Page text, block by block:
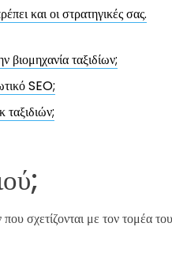
και οι στρατηγικές σας.
βιομηχανία ταξιδίων;
SEO;
ταξιδιών;
σχετίζονται με τον τομέα του